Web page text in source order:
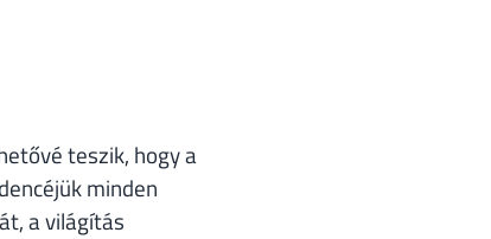
teszik, hogy a
minden
a világítás